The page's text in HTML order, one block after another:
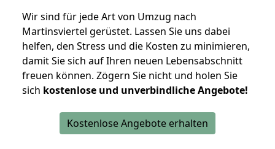
Wir sind für jede Art von Umzug nach
Martinsviertel gerüstet. Lassen Sie uns dabei
helfen, den Stress und die Kosten zu minimieren,
damit Sie sich auf Ihren neuen Lebensabschnitt
freuen können. Zögern Sie nicht und holen Sie
sich kostenlose und unverbindliche Angebote!
Kostenlose Angebote erhalten